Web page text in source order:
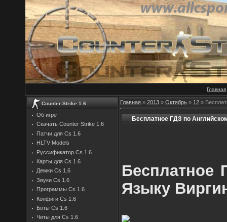
Главная
Counter-Strike 1.6
Об игре
Скачать Counter Strike 1.6
Патчи для Cs 1.6
HLTV Models
Руссификатор Cs 1.6
Карты для Cs 1.6
Демки Cs 1.6
Звуки Cs 1.6
Программы Cs 1.6
Конфиги Cs 1.6
Боты Cs 1.6
Читы для Cs 1.6
Главная » 2013 » Октябрь » 12 »
Бесплатное ГДЗ по
Бесплатное
Языку